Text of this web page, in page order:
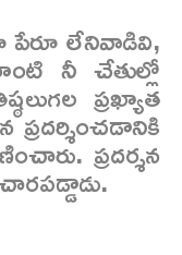
పేరూ లేనివాడివి,
నీ చేతుల్లో
ప్రఖ్యాత
ప్రదర్శన